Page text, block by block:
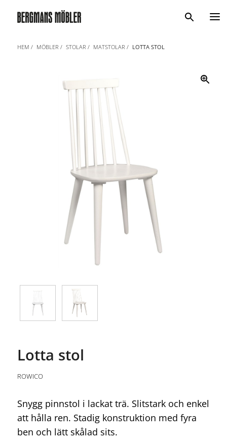
Sök
HEM MÖBLER STOLAR MATSTOLAR LOTTA STOL
Lotta stol
ROWICO
Snygg pinnstol i lackat trä. Slitstark och enkel
att hålla ren. Stadig konstruktion med fyra
ben och lätt skålad sits.